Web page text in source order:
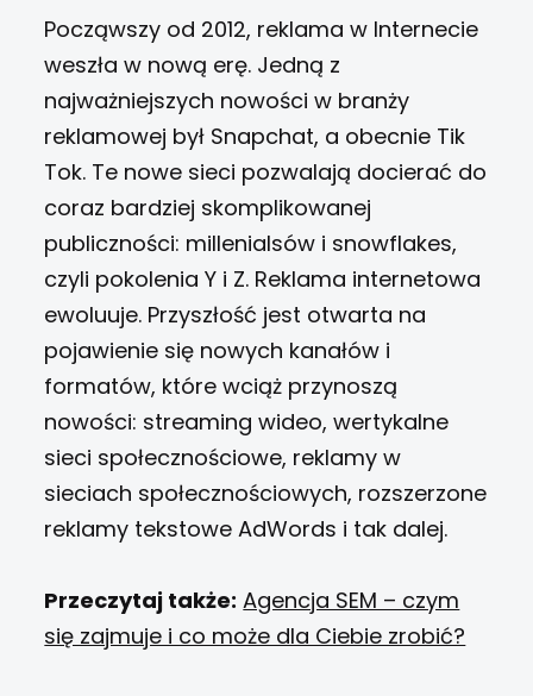
Począwszy od 2012, reklama w Internecie
weszła w nową erę. Jedną z
najważniejszych nowości w branży
reklamowej był Snapchat, a obecnie Tik
Tok. Te nowe sieci pozwalają docierać do
coraz bardziej skomplikowanej
publiczności: millenialsów i snowflakes,
czyli pokolenia Y i Z. Reklama internetowa
ewoluuje. Przyszłość jest otwarta na
pojawienie się nowych kanałów i
formatów, które wciąż przynoszą
nowości: streaming wideo, wertykalne
sieci społecznościowe, reklamy w
sieciach społecznościowych, rozszerzone
reklamy tekstowe AdWords i tak dalej.
Przeczytaj także: Agencja SEM – czym
się zajmuje i co może dla Ciebie zrobić?